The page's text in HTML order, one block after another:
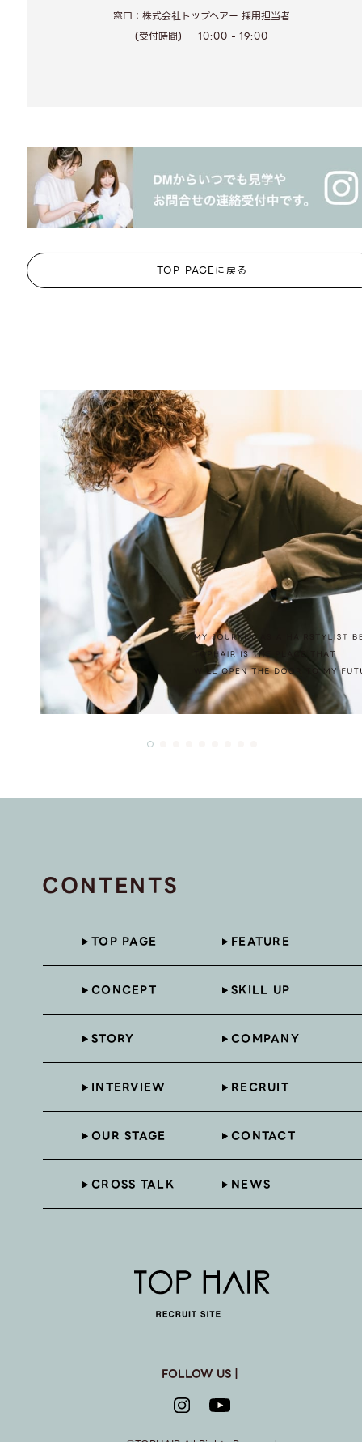
窓口：株式会社トップヘアー 採用担当者
(受付時間)
10:00 - 19:00
TOP PAGEに戻る
CONTENTS
TOP PAGE FEATURE
CONCEPT SKILL UP
STORY COMPANY
INTERVIEW RECRUIT
OUR STAGE CONTACT
CROSS TALK NEWS
FOLLOW US｜